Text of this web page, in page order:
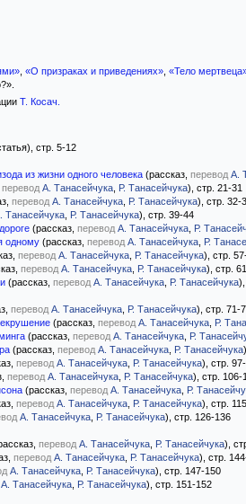
, «О призраках и приведениях», «Тело
Т. Косач
стр. 5-12
из жизни одного человека (рассказ, перевод А.
перевод А. Танасейчука Р. Танасейчука), стр. 21-31
перевод А. Танасейчука Р. Танасейчука), стр. 32-
Танасейчука Р. Танасейчука), стр. 39-44
(рассказ, перевод А. Танасейчука Р.
одному (рассказ, перевод А. Танасейчука Р.
перевод А. Танасейчука Р. Танасейчука), стр.
перевод А. Танасейчука Р. Танасейчука), стр.
(рассказ, перевод А. Танасейчука Р. Танасейчука
перевод А. Танасейчука Р. Танасейчука), стр. 71-
(рассказ, перевод А. Танасейчука Р.
(рассказ, перевод А. Танасейчука Р.
(рассказ, перевод А. Танасейчука Р. Танасейчука
перевод А. Танасейчука Р. Танасейчука), стр.
перевод А. Танасейчука Р. Танасейчука), стр. 106-
(рассказ, перевод А. Танасейчука Р.
перевод А. Танасейчука Р. Танасейчука), стр.
А. Танасейчука Р. Танасейчука), стр. 126-136
перевод А. Танасейчука Р. Танасейчука),
перевод А. Танасейчука Р. Танасейчука), стр.
А. Танасейчука Р. Танасейчука), стр. 147-150
А. Танасейчука Р. Танасейчука), стр. 151-152